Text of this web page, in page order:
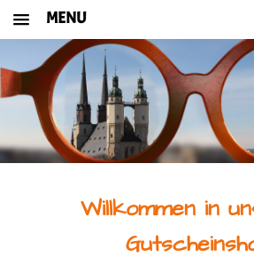
MENU
HOME
WERTGUTSCHEINE
ERLEBNISTOUREN
KULINARISCHE TOUREN
ZURÜCK ZUR HAUPTSEITE
Willkommen in